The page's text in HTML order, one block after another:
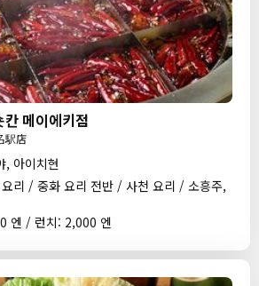
메이에키점
店
, 아이치현
리 / 중화 요리 전반 / 사천 요리 / 소흥주,
엔 / 런치: 2,000 엔